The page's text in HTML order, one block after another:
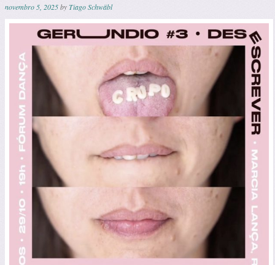
novembro 5, 2025byTiago Schwäbl